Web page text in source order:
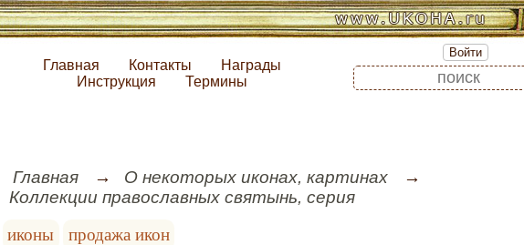
Главная Контакты
Награды
Инструкция
Термины
Войти
Главная
О некоторых иконах, картинах
Коллекции православных святынь, серия
иконы
продажа икон